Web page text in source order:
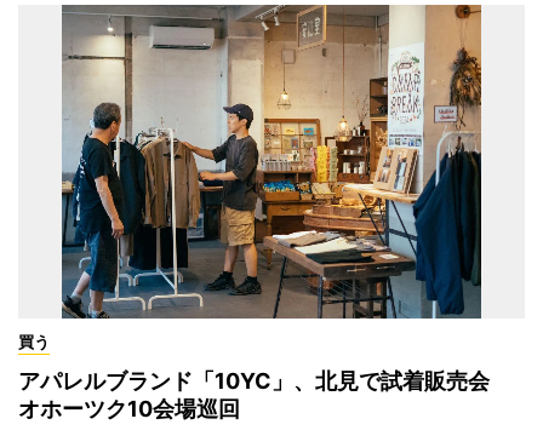
買う
アパレルブランド「10YC」、北見で試着販売会
オホーツク10会場巡回